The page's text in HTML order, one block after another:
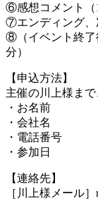
⑥感想コメント（
⑦エンディング、
⑧（イベント終了
分）
【申込方法】
主催の川上様ま
・お名前
・会社名
・電話番号
・参加日
【連絡先】
［川上様メール